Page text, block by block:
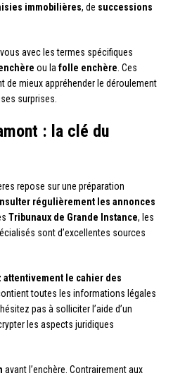
immobilières, de successions
avec les termes spécifiques
ou la folle enchère . Ces
mieux appréhender le déroulement
surprises.
: la clé du
repose sur une préparation
régulièrement les annonces
Tribunaux de Grande Instance, les
sont d’excellentes sources
attentivement le cahier des
toutes les informations légales
pas à solliciter l’aide d’un
les aspects juridiques
avant l’enchère. Contrairement aux